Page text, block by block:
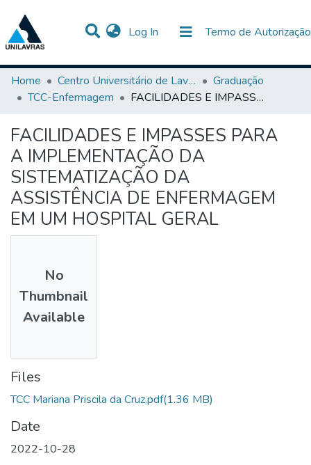
Log In (current) Termo de Autorização
Communities & Collections
Statistics
All of DSpace
Home
Centro Universitário de Lavras-UNILAVRAS
Graduação
TCC-Enfermagem
FACILIDADES E IMPASSES PARA A IMPLEMENTAÇÃO DA SISTEMATIZAÇÃO DA ASSISTÊNCIA DE ENFERMAGEM EM UM HOSPITAL GERAL
FACILIDADES E IMPASSES PARA
A IMPLEMENTAÇÃO DA
SISTEMATIZAÇÃO DA
ASSISTÊNCIA DE ENFERMAGEM
EM UM HOSPITAL GERAL
No
Thumbnail
Available
Files
TCC Mariana Priscila da Cruz.pdf(1.36 MB)
Date
2022-10-28